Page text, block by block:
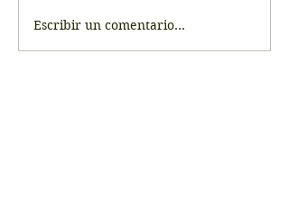
Escribir un comentario...